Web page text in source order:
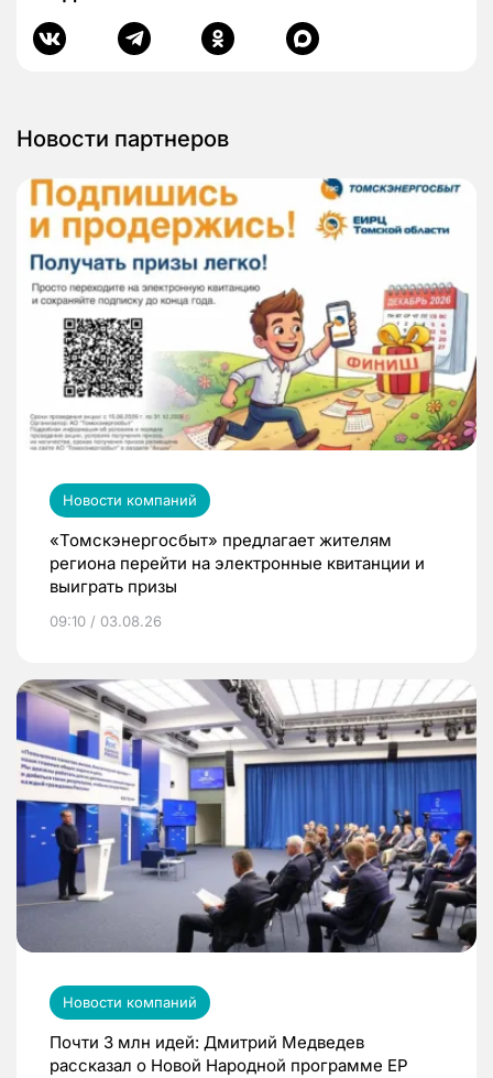
Новости партнеров
Новости компаний
«Томскэнергосбыт» предлагает жителям
региона перейти на электронные квитанции и
выиграть призы
09:10 / 03.08.26
Новости компаний
Почти 3 млн идей: Дмитрий Медведев
рассказал о Новой Народной программе ЕР